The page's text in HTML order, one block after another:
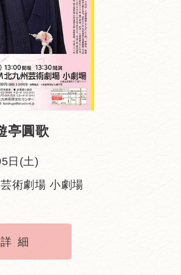
亭圓歌
日(土)
術劇場 小劇場
詳細